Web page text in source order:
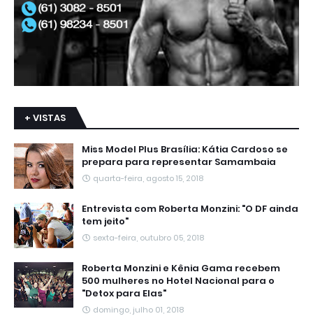
+ VISTAS
Miss Model Plus Brasília: Kátia Cardoso se
prepara para representar Samambaia
quarta-feira, agosto 15, 2018
Entrevista com Roberta Monzini: "O DF ainda
tem jeito"
sexta-feira, outubro 05, 2018
Roberta Monzini e Kênia Gama recebem
500 mulheres no Hotel Nacional para o
"Detox para Elas"
domingo, julho 01, 2018